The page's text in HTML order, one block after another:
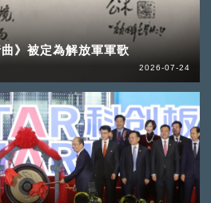
》被定為解放軍軍歌
2026-07-24